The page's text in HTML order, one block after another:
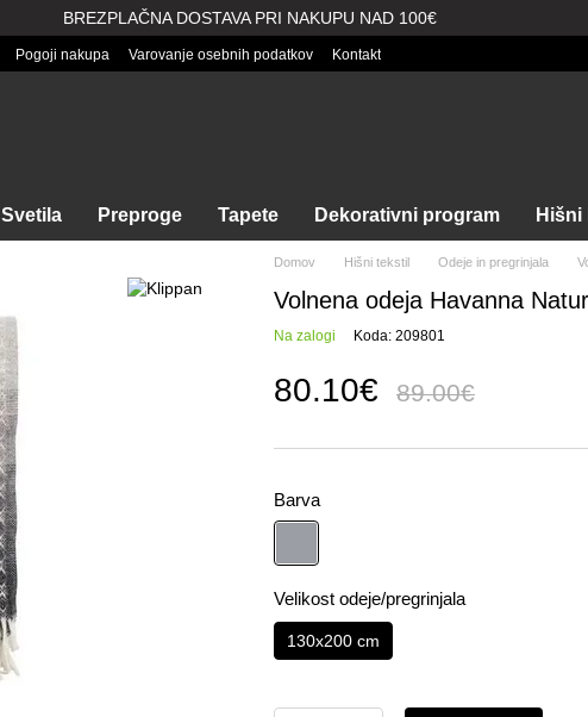
BREZPLAČNA DOSTAVA PRI NAKUPU NAD 100€
Pogoji nakupa Varovanje osebnih podatkov Kontakt
Svetila Preproge Tapete Dekorativni program
Domov Hišni tekstil Odeje in pregrinjala
Volnena odeja Havanna
Na zalogi Koda: 209801
80.10€ 89.00€
Barva
Velikost odeje/pregrinjala
130x200 cm